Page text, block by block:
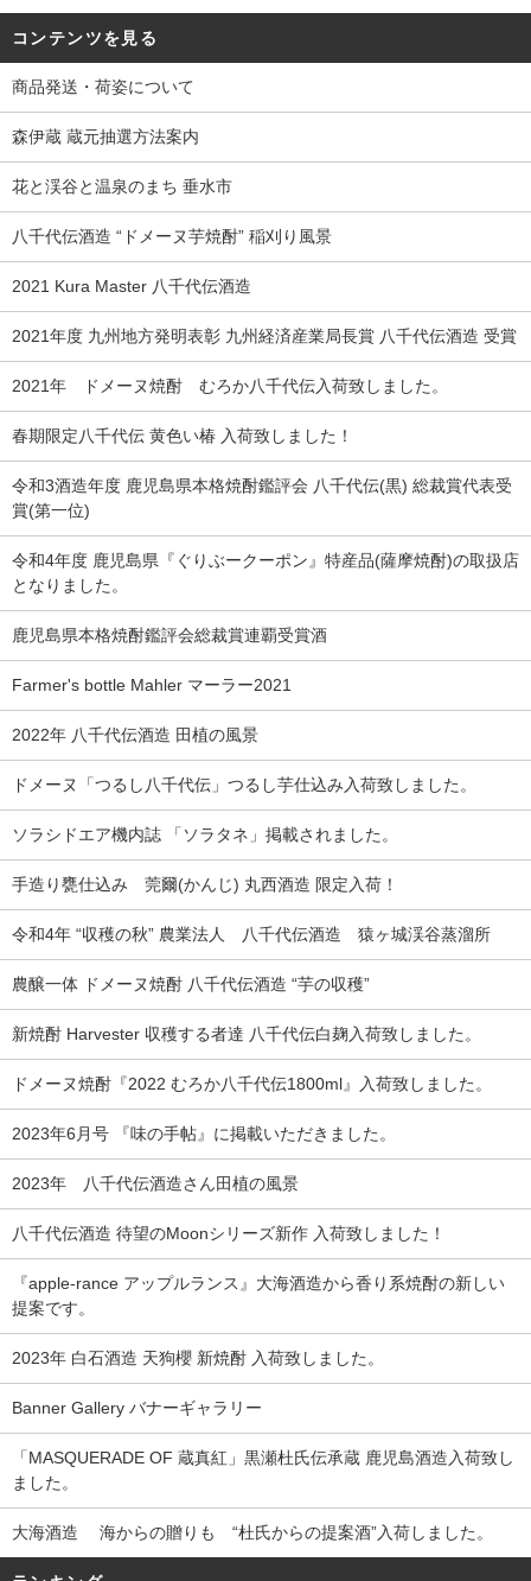
コンテンツを見る
商品発送・荷姿について
森伊蔵 蔵元抽選方法案内
花と渓谷と温泉のまち 垂水市
八千代伝酒造 “ドメーヌ芋焼酎” 稲刈り風景
2021 Kura Master 八千代伝酒造
2021年度 九州地方発明表彰 九州経済産業局長賞 八千代伝酒造 受賞
2021年 ドメーヌ焼酎 むろか八千代伝入荷致しました。
春期限定八千代伝 黄色い椿 入荷致しました！
令和3酒造年度 鹿児島県本格焼酎鑑評会 八千代伝(黒) 総裁賞代表受
賞(第一位)
令和4年度 鹿児島県『ぐりぶークーポン』特産品(薩摩焼酎)の取扱店
となりました。
鹿児島県本格焼酎鑑評会総裁賞連覇受賞酒
Farmer's bottle Mahler マーラー2021
2022年 八千代伝酒造 田植の風景
ドメーヌ「つるし八千代伝」つるし芋仕込み入荷致しました。
ソラシドエア機内誌 「ソラタネ」掲載されました。
手造り甕仕込み 莞爾(かんじ) 丸西酒造 限定入荷！
令和4年 “収穫の秋” 農業法人 八千代伝酒造 猿ヶ城渓谷蒸溜所
農醸一体 ドメーヌ焼酎 八千代伝酒造 “芋の収穫”
新焼酎 Harvester 収穫する者達 八千代伝白麹入荷致しました。
ドメーヌ焼酎『2022 むろか八千代伝1800ml』入荷致しました。
2023年6月号 『味の手帖』に掲載いただきました。
2023年 八千代伝酒造さん田植の風景
八千代伝酒造 待望のMoonシリーズ新作 入荷致しました！
『apple-rance アップルランス』大海酒造から香り系焼酎の新しい
提案です。
2023年 白石酒造 天狗櫻 新焼酎 入荷致しました。
Banner Gallery バナーギャラリー
「MASQUERADE OF 蔵真紅」黒瀬杜氏伝承蔵 鹿児島酒造入荷致し
ました。
大海酒造 海からの贈りも “杜氏からの提案酒”入荷しました。